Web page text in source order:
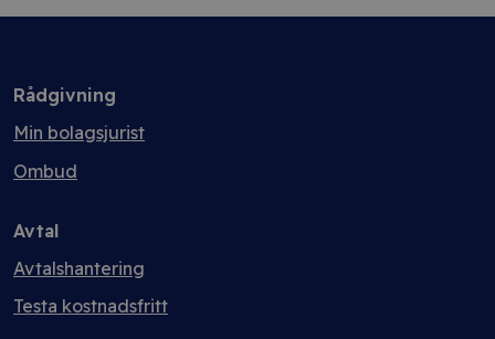
Rådgivning
Min bolagsjurist
Ombud
Avtal
Avtalshantering
Testa kostnadsfritt